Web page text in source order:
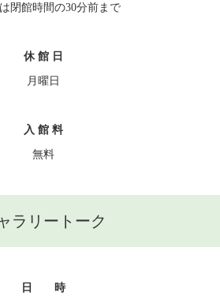
閉館時間の30分前まで
休 館 日
月曜日
入 館 料
無料
ラリートーク
日　　時